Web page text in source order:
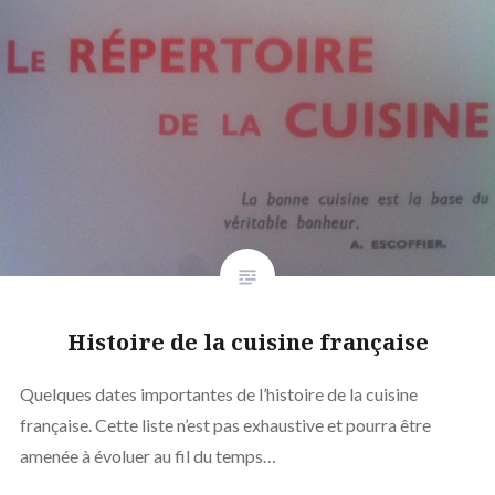
Histoire de la cuisine française
Quelques dates importantes de l’histoire de la cuisine
française. Cette liste n’est pas exhaustive et pourra être
amenée à évoluer au fil du temps…